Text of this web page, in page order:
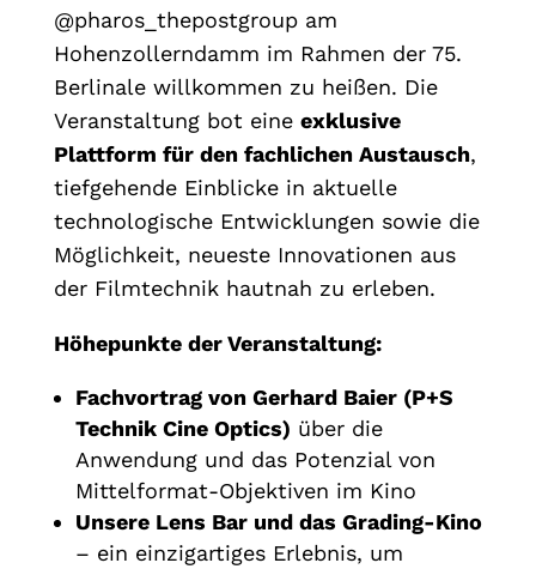
@pharos_thepostgroup am
Hohenzollerndamm im Rahmen der 75.
Berlinale willkommen zu heißen. Die
Veranstaltung bot eine exklusive
Plattform für den fachlichen Austausch,
tiefgehende Einblicke in aktuelle
technologische Entwicklungen sowie die
Möglichkeit, neueste Innovationen aus
der Filmtechnik hautnah zu erleben.
Höhepunkte der Veranstaltung:
Fachvortrag von Gerhard Baier (P+S
Technik Cine Optics) über die
Anwendung und das Potenzial von
Mittelformat-Objektiven im Kino
Unsere Lens Bar und das Grading-Kino
– ein einzigartiges Erlebnis, um